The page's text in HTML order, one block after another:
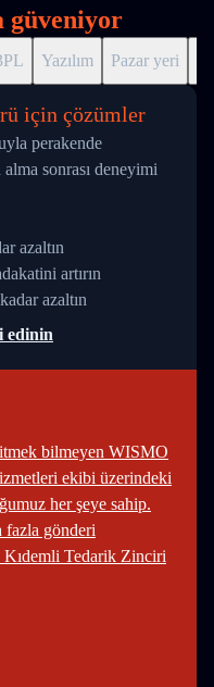
güveniyor
Yazılım Pazar yeri
için çözümler
perakende
alma sonrası deneyimi
azaltın
artırın
azaltın
edinin
bilmeyen WISMO
ekibi üzerindeki
her şeye sahip.
fazla gönderi
Tedarik Zinciri